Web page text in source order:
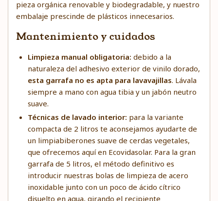
pieza orgánica renovable y biodegradable, y nuestro
embalaje prescinde de plásticos innecesarios.
Mantenimiento y cuidados
Limpieza manual obligatoria: debido a la
naturaleza del adhesivo exterior de vinilo dorado,
esta garrafa no es apta para lavavajillas. Lávala
siempre a mano con agua tibia y un jabón neutro
suave.
Técnicas de lavado interior: para la variante
compacta de 2 litros te aconsejamos ayudarte de
un limpiabiberones suave de cerdas vegetales,
que ofrecemos aquí en Ecovidasolar. Para la gran
garrafa de 5 litros, el método definitivo es
introducir nuestras bolas de limpieza de acero
inoxidable junto con un poco de ácido cítrico
disuelto en agua, girando el recipiente